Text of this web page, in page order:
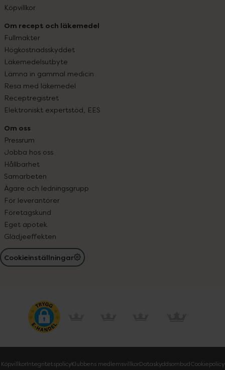
Köpvillkor
Om recept och läkemedel
Fullmakter
Högkostnadsskyddet
Läkemedelsutbyte
Lämna in gammal medicin
Resa med läkemedel
Receptregistret
Elektroniskt expertstöd, EES
Om oss
Pressrum
Jobba hos oss
Hållbarhet
Samarbeten
Ägare och ledningsgrupp
För leverantörer
Företagskund
Eget apotek
Glädjeeffekten
Cookieinställningar
KöpvillkorIntegritetspolicyKlubbens medlemsvillkorDataskyddsombudCookiepolicy